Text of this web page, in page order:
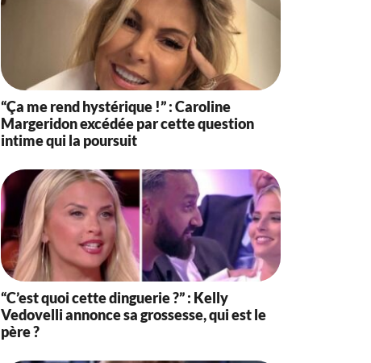
“Ça me rend hystérique !” : Caroline
Margeridon excédée par cette question
intime qui la poursuit
“C’est quoi cette dinguerie ?” : Kelly
Vedovelli annonce sa grossesse, qui est le
père ?